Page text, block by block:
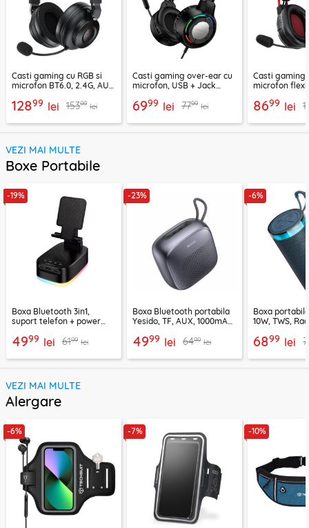
Casti gaming cu RGB si
microfon BT6.0, 2.4G, AUX
12899 lei 15399 lei
Casti gaming over-ear cu
microfon, USB + Jack
BO112
6999 lei 7799 lei
Casti gaming
microfon
8699 lei
VEZI MAI MULTE
Boxe Portabile
-19%
Boxa Bluetooth 3in1,
suport telefon + power
BR200
4999 lei 6199 lei
-23%
Boxa Bluetooth portabila
Yesido, TF, AUX, 1000mAh,
4999 lei 6499 lei
-6%
Boxa
10W, TWS,
6899 lei
VEZI MAI MULTE
Alergare
-6% -7% -10%